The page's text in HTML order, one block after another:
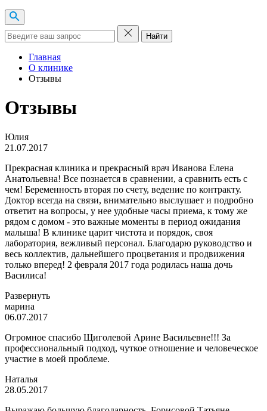
Найти
Главная
О клинике
Отзывы
Отзывы
Юлия
21.07.2017
Прекрасная клиника и прекрасный врач Иванова Елена
Анатольевна! Все познается в сравнении, а сравнить есть с
чем! Беременность вторая по счету, ведение по контракту.
Доктор всегда на связи, внимательно выслушает и подробно
ответит на вопросы, у нее удобные часы приема, к тому же
рядом с домом - это важные моменты в период ожидания
малыша! В клинике царит чистота и порядок, своя
лаборатория, вежливый персонал. Благодарю руководство и
весь коллектив, дальнейшего процветания и продвижения
только вперед! 2 февраля 2017 года родилась наша дочь
Василиса!
Развернуть
марина
06.07.2017
Огромное спасибо Щиголевой Арине Васильевне!!! За
профессиональный подход, чуткое отношение и человеческое
участие в моей проблеме.
Наталья
28.05.2017